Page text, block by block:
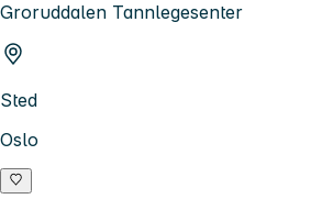
Groruddalen Tannlegesenter
Sted
Oslo